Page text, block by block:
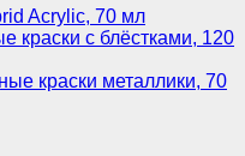
Acrylic, 70 мл
краски с блёстками, 120
краски металлики, 70